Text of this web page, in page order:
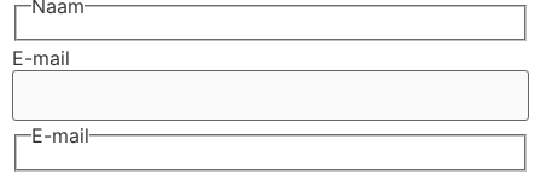
Naam
E-mail
E-mail